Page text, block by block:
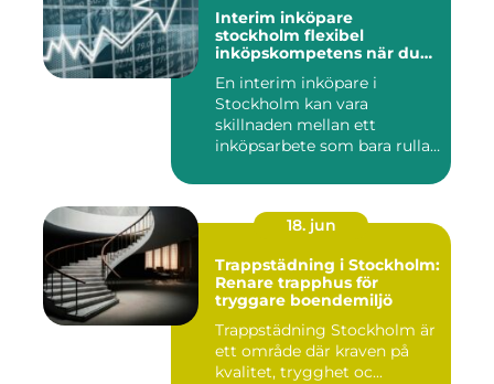
Interim inköpare
stockholm flexibel
inköpskompetens när du
En interim inköpare i
Stockholm kan vara
skillnaden mellan ett
inköpsarbete som bara rullar
18. jun
Trappstädning i Stockholm:
Renare trapphus för
tryggare boendemiljö
Trappstädning Stockholm är
ett område där kraven på
kvalitet, trygghet oc...